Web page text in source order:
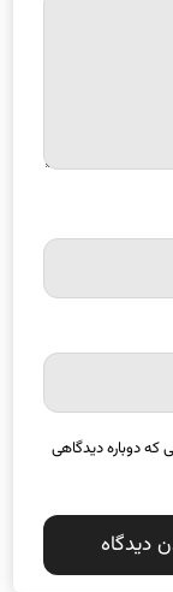
که دوباره دیدگاهی